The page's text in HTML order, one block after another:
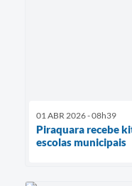
01 ABR 2026 - 08h39
Piraquara recebe
escolas municipais